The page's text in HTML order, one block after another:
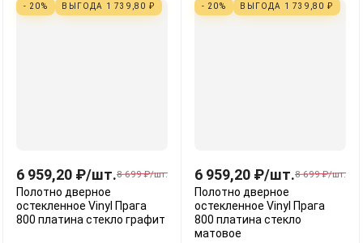
- 20% ВЫГОДА 1 739,80 ₽
6 959,20 ₽/шт.8 699 ₽/шт.
Полотно дверное
остекленное Vinyl Прага
800 платина стекло графит
- 20% ВЫГОДА 1 739,80 ₽
6 959,20 ₽/шт.8 699 ₽/шт.
Полотно дверное
остекленное Vinyl Прага
800 платина стекло
матовое